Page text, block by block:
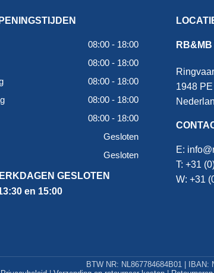
08:00 - 18:00
08:00 - 18:00
08:00 - 18:00
08:00 - 18:00
08:00 - 18:00
Gesloten
Gesloten
GESLOTEN
en 15:00
1948
E:
T: +31 (
W: +31
BTW NR: NL867784684B01 | IBAN: